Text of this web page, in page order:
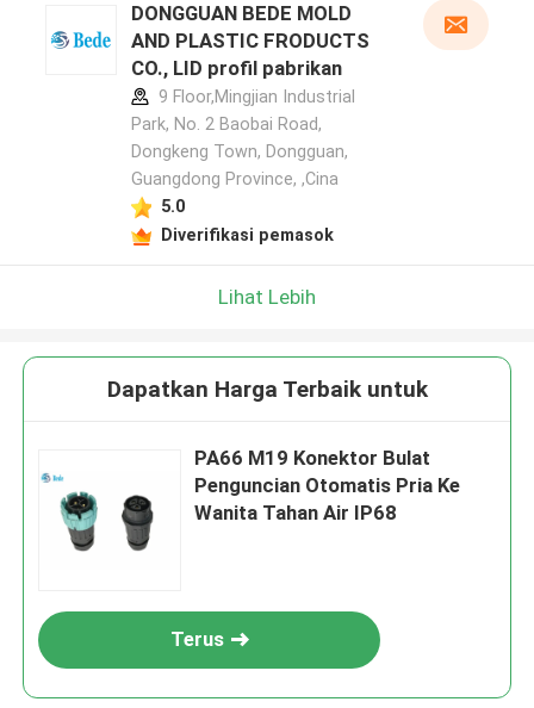
DONGGUAN BEDE MOLD
AND PLASTIC FRODUCTS
CO., LID profil pabrikan
9 Floor,Mingjian Industrial
Park, No. 2 Baobai Road,
Dongkeng Town, Dongguan,
Guangdong Province, ,Cina
5.0
Diverifikasi pemasok
Lihat Lebih
Dapatkan Harga Terbaik untuk
PA66 M19 Konektor Bulat
Penguncian Otomatis Pria Ke
Wanita Tahan Air IP68
Terus